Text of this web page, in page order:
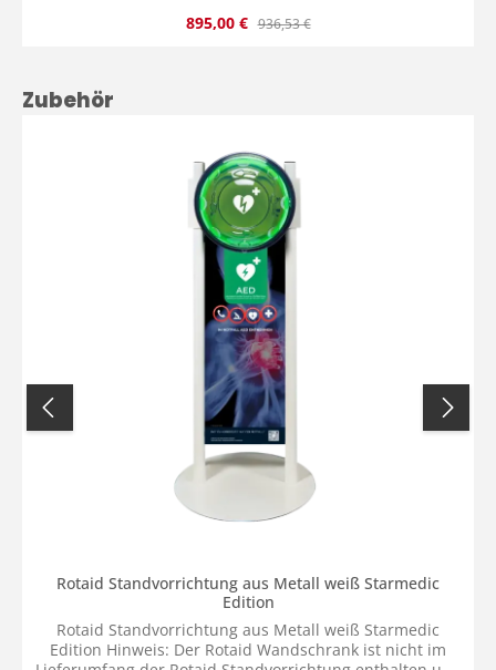
und ZOLL AED 3 Trainer Schutzabdeckung, 1x 4 Stück D-
Verkaufspreis:
895,00 € Regulärer Preis:
936,53 €
Produktgalerie überspringen
Zubehör
Rotaid Standvorrichtung aus Metall weiß Starmedic
Edition
Rotaid Standvorrichtung aus Metall weiß Starmedic
Edition Hinweis: Der Rotaid Wandschrank ist nicht im